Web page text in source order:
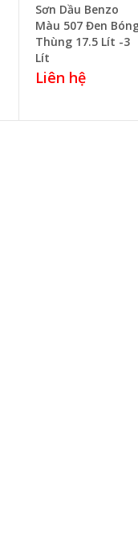
Sơn Dầu Benzo
Màu 507 Đen
Thùng 17.5 Lít -3
Lít
Liên hệ